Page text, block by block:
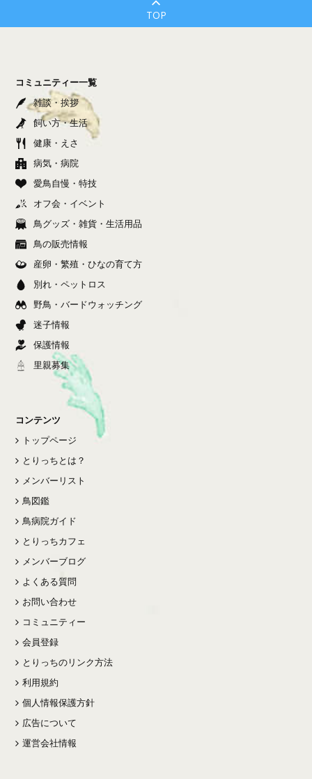
TOP
コミュニティー一覧
雑談・挨拶
飼い方・生活
健康・えさ
病気・病院
愛鳥自慢・特技
オフ会・イベント
鳥グッズ・雑貨・生活用品
鳥の販売情報
産卵・繁殖・ひなの育て方
別れ・ペットロス
野鳥・バードウォッチング
迷子情報
保護情報
里親募集
コンテンツ
トップページ
とりっちとは？
メンバーリスト
鳥図鑑
鳥病院ガイド
とりっちカフェ
メンバーブログ
よくある質問
お問い合わせ
コミュニティー
会員登録
とりっちのリンク方法
利用規約
個人情報保護方針
広告について
運営会社情報